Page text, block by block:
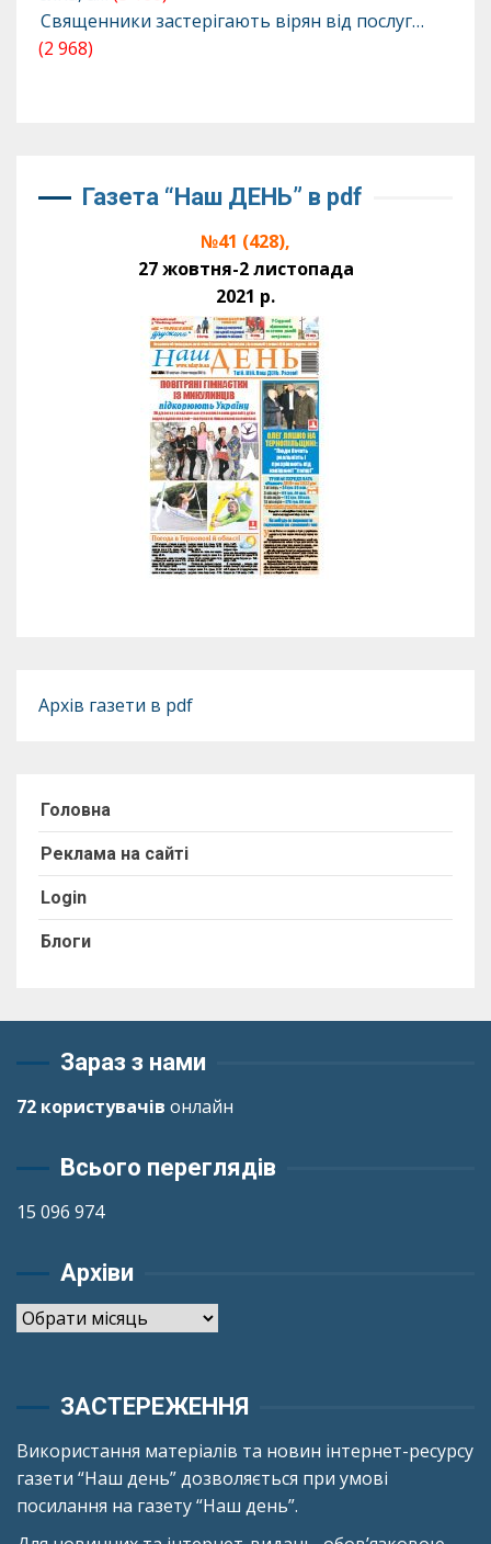
Священники застерігають вірян від послуг…
(2 968)
Газета “Наш ДЕНЬ” в pdf
№41 (428),
27 жовтня-2 листопада
2021 р.
Архів газети в pdf
Головна
Реклама на сайті
Login
Блоги
Зараз з нами
72 користувачів онлайн
Всього переглядів
15 096 974
Архіви
Архіви
ЗАСТЕРЕЖЕННЯ
Використання матеріалів та новин інтернет-ресурсу
газети “Наш день” дозволяється при умові
посилання на газету “Наш день”.